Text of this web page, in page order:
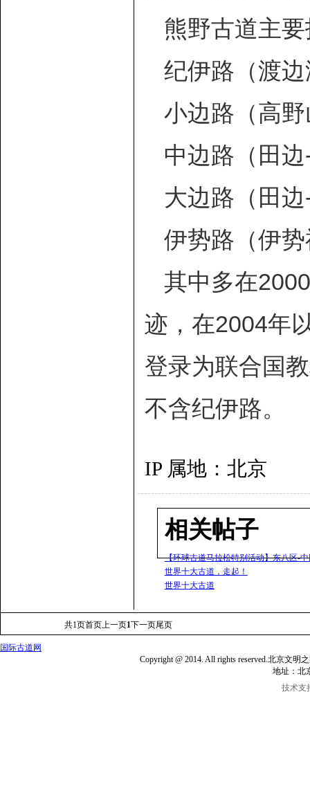
熊野古道主
纪伊路（渡
小边路（高
中边路（田
大边路（田
伊势路（伊
其中多在
迹，在2004年
登录为联合国
不含纪伊路。
IP 属地：北京
相关帖子
【环球古道马拉松特别活动】东八区-
世界十大古道，走起！
世界十大古道
共1页首页上一页1下一页尾页
国际古道网
Copyright @ 2014. All rights reserved.北京文明
地址：北
技术支